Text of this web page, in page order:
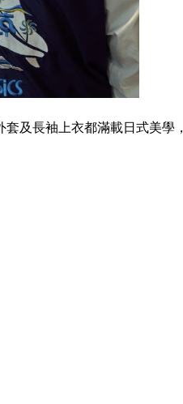
及長袖上衣都滿載日式美學，